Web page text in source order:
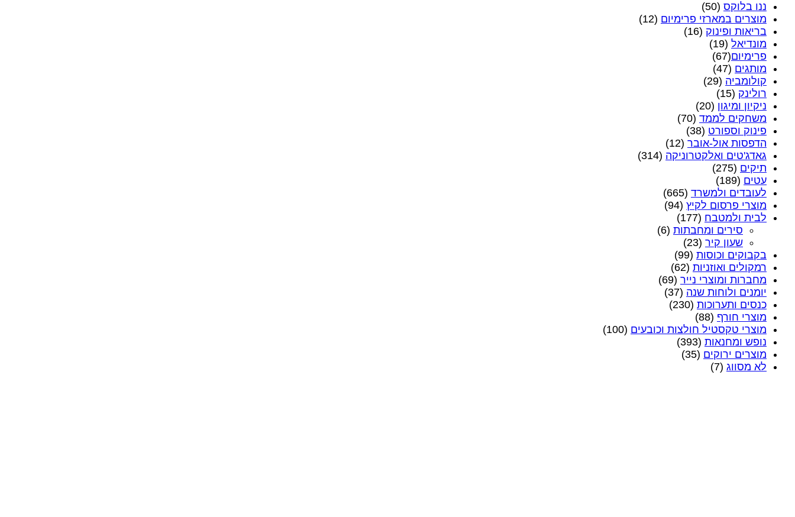
ננו בלוקס (50)
מוצרים במארזי פרימיום (12)
בריאות ופינוק (16)
מונדיאל (19)
פרימיום‎(67)
מותגים (47)
קולומביה (29)
רולינק (15)
ניקיון ומיגון (20)
משחקים לממד (70)
פינוק וספורט (38)
הדפסות אול-אובר (12)
גאדג'טים ואלקטרוניקה (314)
תיקים (275)
עטים (189)
לעובדים ולמשרד (665)
מוצרי פרסום לקיץ (94)
לבית ולמטבח (177)
סירים ומחבתות (6)
שעון קיר (23)
בקבוקים וכוסות (99)
רמקולים ואוזניות (62)
מחברות ומוצרי נייר (69)
יומנים ולוחות שנה (37)
כנסים ותערוכות (230)
מוצרי חורף (88)
מוצרי טקסטיל חולצות וכובעים (100)
נופש ומחנאות (393)
מוצרים ירוקים (35)
לא מסווג (7)